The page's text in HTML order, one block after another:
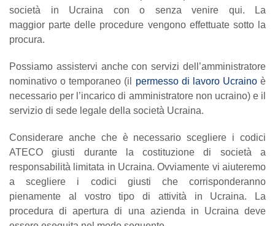
società in Ucraina con o senza venire qui. La
maggior parte delle procedure vengono effettuate sotto la
procura.
Possiamo assistervi anche con servizi dell’amministratore
nominativo o temporaneo (il permesso di lavoro Ucrainoè
necessario per l’incarico di amministratore non ucraino) e il
servizio di sede legale della società Ucraina.
Considerare anche che è necessario scegliere i codici
ATECO giusti durante la costituzione di società a
responsabilità limitata in Ucraina. Ovviamente vi aiuteremo
a scegliere i codici giusti che corrisponderanno
pienamente al vostro tipo di attività in Ucraina. La
procedura di apertura di una azienda in Ucraina deve